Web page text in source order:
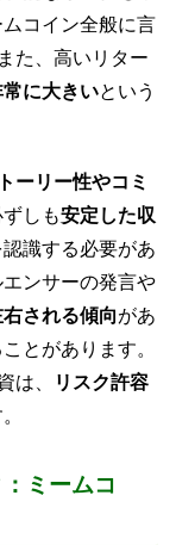
コイン全般に言
た、高いリター
に大きいという
ーリー性やコミ
しも安定した収
識する必要があ
ンサーの発言や
される傾向があ
とがあります。
は、
リスク許容
ミームコ